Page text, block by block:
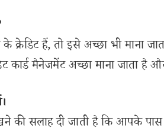
क्रेडिट हैं, तो इसे अच्छा भी माना
मैनेजमेंट अच्छा माना जाता है
की सलाह दी जाती है कि आपके